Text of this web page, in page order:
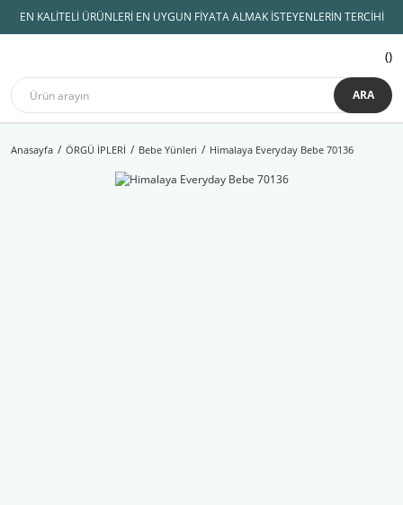
EN KALİTELİ ÜRÜNLERİ EN UYGUN FİYATA ALMAK İSTEYENLERİN TERCİHİ
ARA
Anasayfa ÖRGÜ İPLERİ Bebe Yünleri Himalaya Everyday Bebe 70136